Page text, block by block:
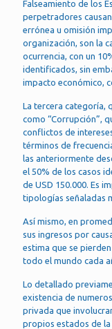
Falseamiento de los
perpetradores
errónea u omisión
organización, son la
ocurrencia, con un
identificados, sin
impacto económico,
La tercera categoría,
como “Corrupción”,
conflictos de
términos de
las anteriormente
el 50% de los casos
de USD 150.000. Es
tipologías señaladas
Así mismo, en
sus ingresos por
estima que se
todo el mundo cada
Lo detallado
existencia de
privada que
propios estados de la